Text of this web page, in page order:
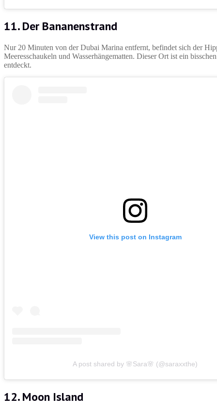
11. Der Bananenstrand
Nur 20 Minuten von der Dubai Marina entfernt, befindet sich der
Meeresschaukeln und Wasserhängematten. Dieser Ort ist ein
entdeckt.
View this post on Instagram
A post shared by 🌸Sara🌸 (@saraxxthe)
12. Moon Island